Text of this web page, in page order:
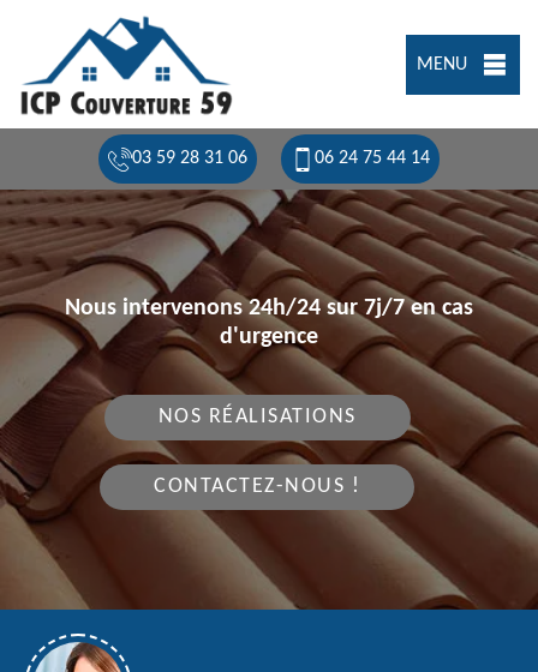
MENU
03 59 28 31 06 06 24 75 44 14
Nous intervenons 24h/24 sur 7j/7 en cas
d'urgence
NOS RÉALISATIONS
CONTACTEZ-NOUS !